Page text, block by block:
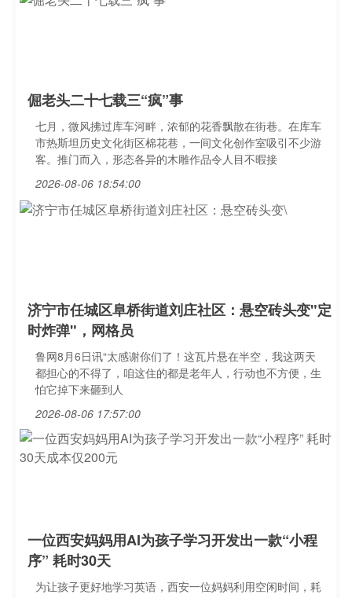
倔老头二十七载三“疯”事
七月，微风拂过库车河畔，浓郁的花香飘散在街巷。在库车
市热斯坦历史文化街区棉花巷，一间文化创作室吸引不少游
客。推门而入，形态各异的木雕作品令人目不暇接
2026-08-06 18:54:00
济宁市任城区阜桥街道刘庄社区：悬空砖头变"定
时炸弹"，网格员
鲁网8月6日讯“太感谢你们了！这瓦片悬在半空，我这两天
都担心的不得了，咱这住的都是老年人，行动也不方便，生
怕它掉下来砸到人
2026-08-06 17:57:00
一位西安妈妈用AI为孩子学习开发出一款“小程
序” 耗时30天
为让孩子更好地学习英语，西安一位妈妈利用空闲时间，耗